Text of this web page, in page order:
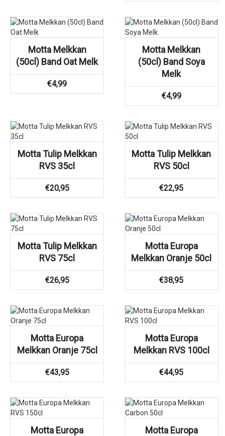
Motta Melkkan
(50cl) Band Oat Melk
€4,99
Motta Melkkan
(50cl) Band Soya
Melk
€4,99
Motta Tulip Melkkan
RVS 35cl
€20,95
Motta Tulip Melkkan
RVS 50cl
€22,95
Motta Tulip Melkkan
RVS 75cl
€26,95
Motta Europa
Melkkan Oranje 50cl
€38,95
Motta Europa
Melkkan Oranje 75cl
€43,95
Motta Europa
Melkkan RVS 100cl
€44,95
Motta Europa
Motta Europa